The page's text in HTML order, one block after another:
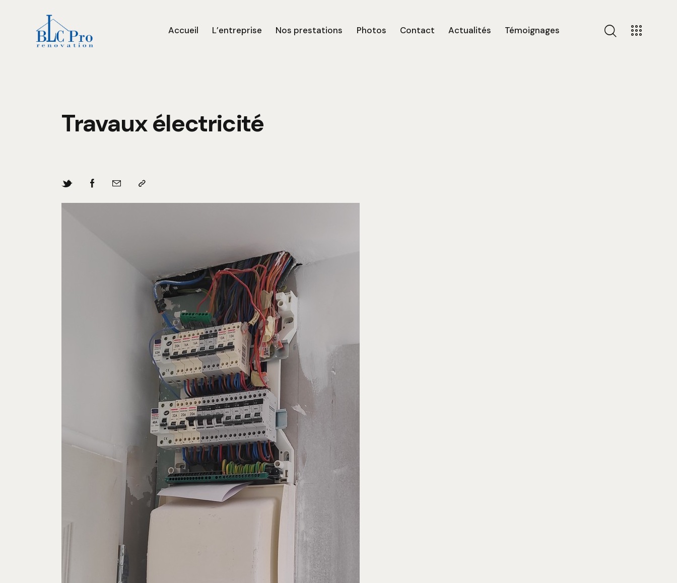
Accueil L’entreprise Nos prestations Photos Contact Actualités Témoignages
Travaux électricité